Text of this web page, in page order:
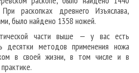
раскопках древнего Изъяслава,
было найдено 1358 ножей.
части выше — у вас есть
десятки методов применения ножа
в своей жизни, в том числе и в